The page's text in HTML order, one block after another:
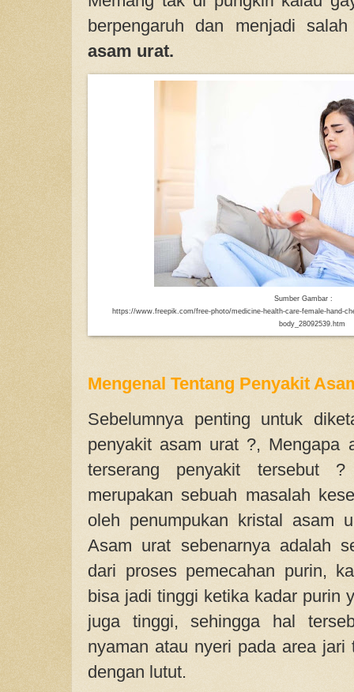
berpengaruh dan menjadi
asam urat.
Sumber Gambar :
https://www.freepik.com/free-photo/medicine-health-care-female-hand-
body_28092539.htm
Mengenal Tentang Penyakit
Sebelumnya penting untuk
penyakit asam urat ?, Mengapa
terserang penyakit
merupakan sebuah masalah
oleh penumpukan kristal asam
Asam urat sebenarnya adalah
dari proses pemecahan purin,
bisa jadi tinggi ketika kadar purin
juga tinggi, sehingga hal
nyaman atau nyeri pada area
dengan lutut.